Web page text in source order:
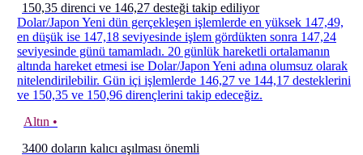
150,35 direnci ve 146,27 desteği takip ediliyor
Dolar/Japon Yeni dün gerçekleşen işlemlerde en yüksek 147,49,
en düşük ise 147,18 seviyesinde işlem gördükten sonra 147,24
seviyesinde günü tamamladı. 20 günlük hareketli ortalamanın
altında hareket etmesi ise Dolar/Japon Yeni adına olumsuz olarak
nitelendirilebilir. Gün içi işlemlerde 146,27 ve 144,17 desteklerini
ve 150,35 ve 150,96 dirençlerini takip edeceğiz.
Altın •
3400 doların kalıcı aşılması önemli